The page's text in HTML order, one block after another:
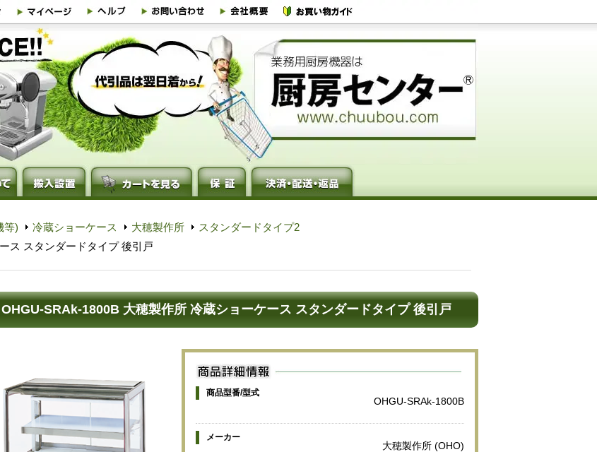
等) 冷蔵ショーケース 大穂製作所
スタンダードタイプ2
ス スタンダードタイプ 後引戸
OHGU-SRAk-1800B 大穂製作所 冷蔵ショーケース スタンダードタイプ 後引戸
商品型番/型式
OHGU-SRAk-1800B
メーカー
大穂製作所 (OHO)